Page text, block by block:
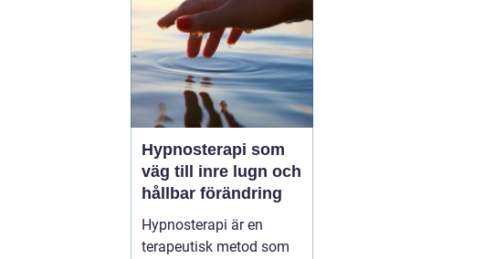
trygg akut tandvård i
Karlskr...
Hypnosterapi som
väg till inre lugn och
hållbar förändring
Hypnosterapi är en
terapeutisk metod som